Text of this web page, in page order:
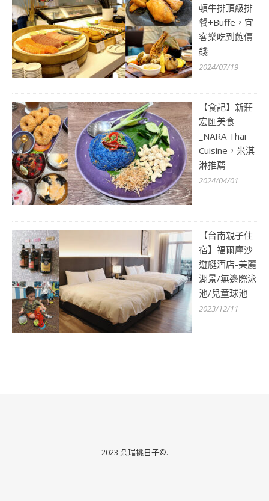
頓牛排頂級排
餐+Buffe，宜
客樂吃到飽價
錢
2024/07/19
【食記】新莊
宏匯美食
_NARA Thai
Cuisine，米淇
淋推薦
2024/04/01
【台南親子住
宿】福爾摩沙
遊艇酒店-美麗
湖景/無邊際泳
池/兒童球池
2023/12/11
2023 朵瑞挑日子©.